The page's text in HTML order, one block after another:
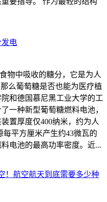
电
物中吸收的糖分，它是为人
么葡萄糖是否也能为医疗植
和德国慕尼黑工业大学的工
一种新型葡萄糖燃料电池，
置厚度仅400纳米，约为人
每平方厘米产生约43微瓦的
电池的最高功率密度。近...
！航空航天到底需要多少种